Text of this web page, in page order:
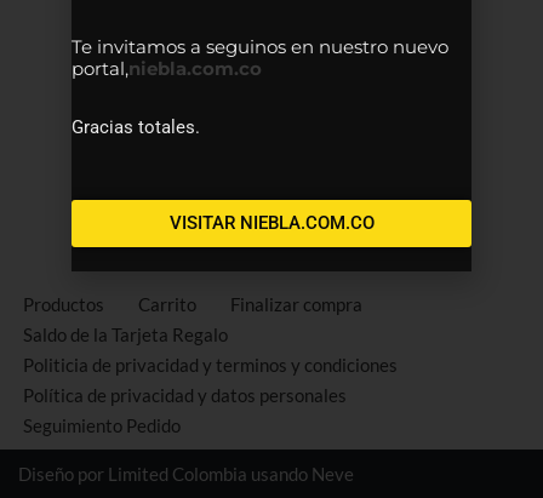
Productos Carrito
Finalizar compra
Saldo de la Tarjeta Regalo
Politicia de privacidad y terminos y condiciones
Política de privacidad y datos personales
Seguimiento Pedido
Diseño por Limited Colombia usando Neve
Te invitamos a seguinos en nuestro nuevo
portal,niebla.com.co
Gracias totales.
VISITAR NIEBLA.COM.CO